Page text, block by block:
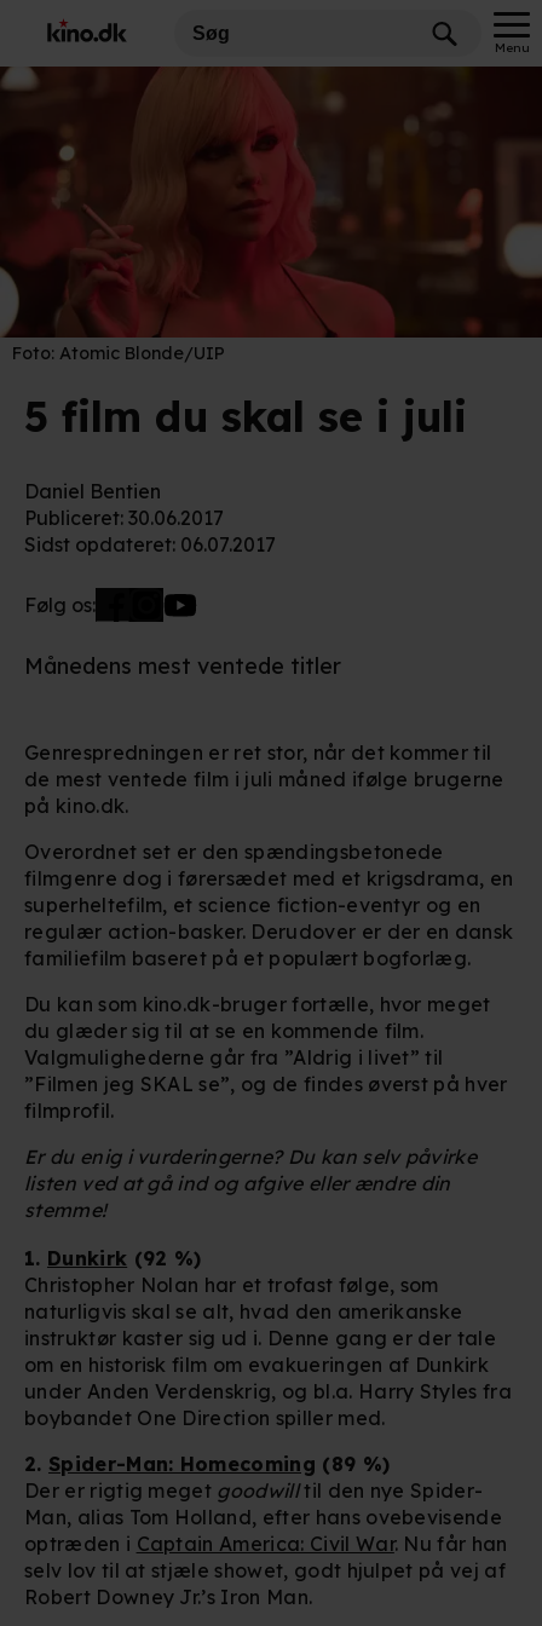
Menu
Foto: Atomic Blonde/UIP
5 film du skal se i juli
Daniel Bentien
Publiceret: 30.06.2017
Sidst opdateret: 06.07.2017
Følg os:
Månedens mest ventede titler
Genrespredningen er ret stor, når det kommer til
de mest ventede film i juli måned ifølge brugerne
på kino.dk.
Overordnet set er den spændingsbetonede
filmgenre dog i førersædet med et krigsdrama, en
superheltefilm, et science fiction-eventyr og en
regulær action-basker. Derudover er der en dansk
familiefilm baseret på et populært bogforlæg.
Du kan som kino.dk-bruger fortælle, hvor meget
du glæder sig til at se en kommende film.
Valgmulighederne går fra ”Aldrig i livet” til
”Filmen jeg SKAL se”, og de findes øverst på hver
filmprofil.
Er du enig i vurderingerne? Du kan selv påvirke
listen ved at gå ind og afgive eller ændre din
stemme!
1. Dunkirk (92 %)
Christopher Nolan har et trofast følge, som
naturligvis skal se alt, hvad den amerikanske
instruktør kaster sig ud i. Denne gang er der tale
om en historisk film om evakueringen af Dunkirk
under Anden Verdenskrig, og bl.a. Harry Styles fra
boybandet One Direction spiller med.
2. Spider-Man: Homecoming (89 %)
Der er rigtig meget goodwilltil den nye Spider-
Man, alias Tom Holland, efter hans ovebevisende
optræden i Captain America: Civil War. Nu får han
selv lov til at stjæle showet, godt hjulpet på vej af
Robert Downey Jr.’s Iron Man.